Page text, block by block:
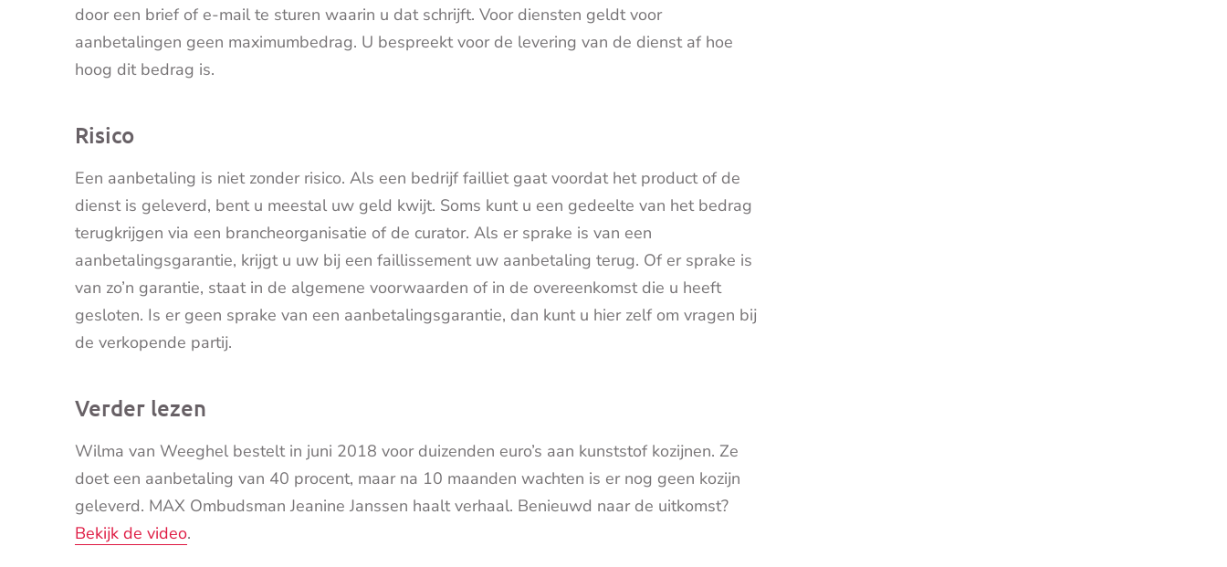
door een brief of e-mail te sturen waarin u dat schrijft. Voor diensten geldt voor
aanbetalingen geen maximumbedrag. U bespreekt voor de levering van de dienst af hoe
hoog dit bedrag is.
Risico
Een aanbetaling is niet zonder risico. Als een bedrijf failliet gaat voordat het product of de
dienst is geleverd, bent u meestal uw geld kwijt. Soms kunt u een gedeelte van het bedrag
terugkrijgen via een brancheorganisatie of de curator. Als er sprake is van een
aanbetalingsgarantie, krijgt u uw bij een faillissement uw aanbetaling terug. Of er sprake is
van zo’n garantie, staat in de algemene voorwaarden of in de overeenkomst die u heeft
gesloten. Is er geen sprake van een aanbetalingsgarantie, dan kunt u hier zelf om vragen bij
de verkopende partij.
Verder lezen
Wilma van Weeghel bestelt in juni 2018 voor duizenden euro’s aan kunststof kozijnen. Ze
doet een aanbetaling van 40 procent, maar na 10 maanden wachten is er nog geen kozijn
geleverd. MAX Ombudsman Jeanine Janssen haalt verhaal. Benieuwd naar de uitkomst?
Bekijk de video.